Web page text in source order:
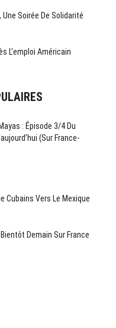
Soirée De Solidarité
L’emploi Américain
: Épisode 3/4 Du
(sur France-
Cubains Vers Le Mexique
Demain Sur France